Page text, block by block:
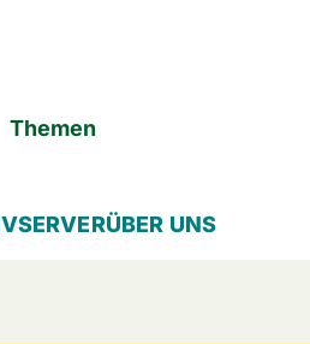
Themen
VSERVERÜBER UNS